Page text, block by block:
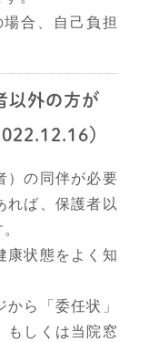
合、自己負担
以外の方が
）
）の同伴が必要
れば、保護者以
康状態をよく知
ら「委任状」
もしくは当院窓